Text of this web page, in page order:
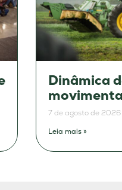
Dinâmica
7 de agosto de 2026
Leia mais »